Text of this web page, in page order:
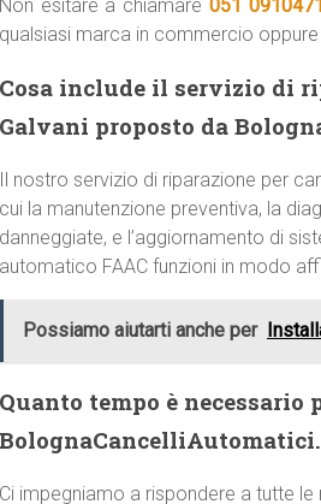
Non esitare a chiamare 051 0910471
qualsiasi marca in commercio
Cosa include il servizio di
Galvani proposto da
Il nostro servizio di riparazione per
cui la manutenzione preventiva, la
danneggiate, e l’aggiornamento di
automatico FAAC funzioni in modo
Possiamo aiutarti anche per
Quanto tempo è
Ci impegniamo a rispondere a tutte